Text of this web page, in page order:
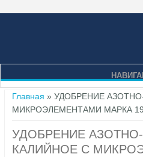
Вы здесь
Главная » УДОБРЕНИЕ
МИКРОЭЛЕМЕНТАМИ МАРКА
УДОБРЕНИЕ
КАЛИЙНОЕ С